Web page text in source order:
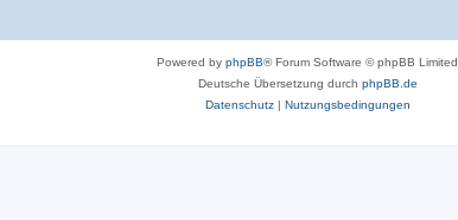
Powered by phpBB® Forum Software © phpBB Limited
Deutsche Übersetzung durch phpBB.de
Datenschutz| Nutzungsbedingungen